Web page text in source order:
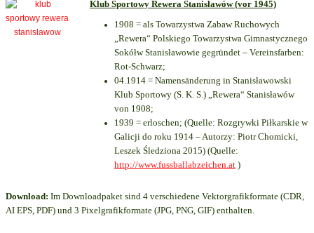
Klub Sportowy Rewera Stanisławów (vor 1945)
1908 = als Towarzystwa Zabaw Ruchowych
„Rewera“ Polskiego Towarzystwa Gimnastycznego
Sokółw Stanisławowie gegründet – Vereinsfarben:
Rot-Schwarz;
04.1914 = Namensänderung in Stanisławowski
Klub Sportowy (S. K. S.) „Rewera“ Stanisławów
von 1908;
1939 = erloschen; (Quelle: Rozgrywki Piłkarskie w
Galicji do roku 1914 – Autorzy: Piotr Chomicki,
Leszek Śledziona 2015) (Quelle:
http://www.fussballabzeichen.at )
Download: Im Downloadpaket sind 4 verschiedene Vektorgrafikformate (CDR,
AI EPS, PDF) und 3 Pixelgrafikformate (JPG, PNG, GIF) enthalten.